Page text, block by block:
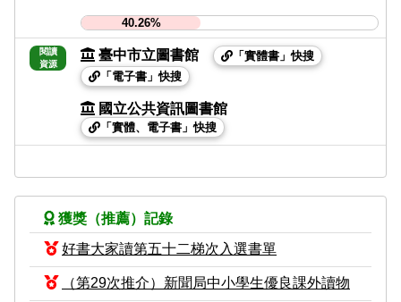
40.26%
閱讀
資源
臺中市立圖書館
「實體書」快搜
「電子書」快搜
國立公共資訊圖書館
「實體、電子書」快搜
獲獎（推薦）記錄
好書大家讀第五十二梯次入選書單
（第29次推介）新聞局中小學生優良課外讀物